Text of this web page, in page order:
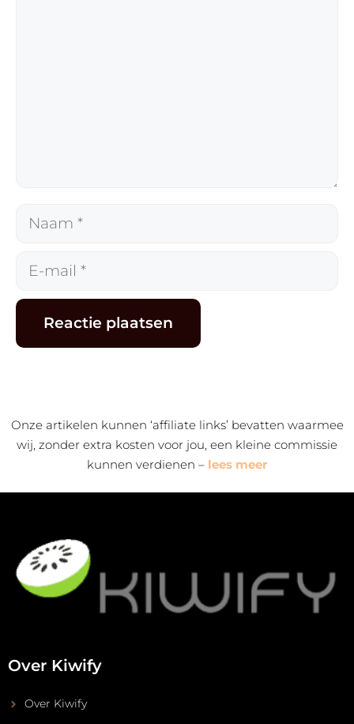
Naam
E-
Onze artikelen kunnen ‘affiliate links’ bevatten waarmee
wij, zonder extra kosten voor jou, een kleine commissie
kunnen verdienen – lees meer
Over Kiwify
Over Kiwify